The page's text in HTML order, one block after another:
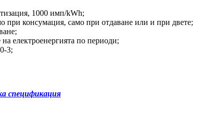
1000 имп/kWh;
при консумация, само при отдаване или и при двете;
електроенергията по периоди;
3;
спецификация